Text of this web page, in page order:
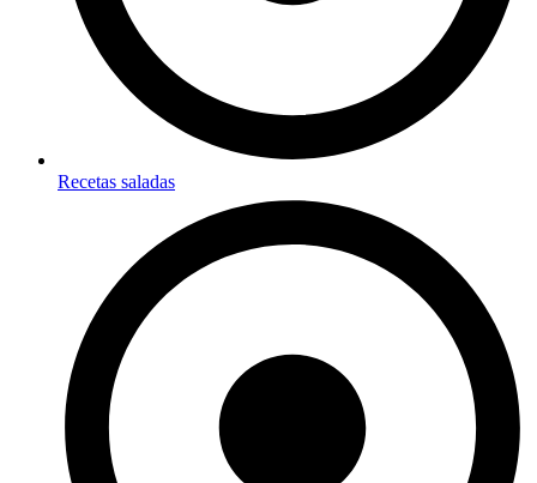
Recetas saladas